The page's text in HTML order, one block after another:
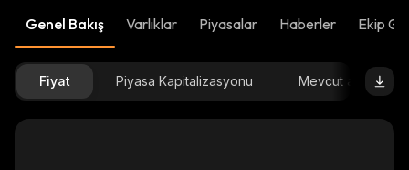
Genel Bakış Varlıklar Piyasalar Haberler Ekip
Fiyat Piyasa Kapitalizasyonu Mevcut arz